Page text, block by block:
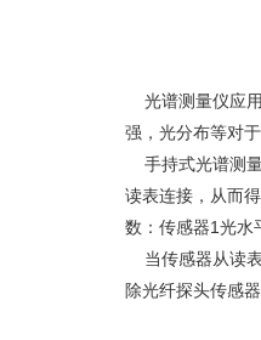
光谱测量仪应用
强，光分布等对
手持式光谱测量
读表连接，从而
数：传感器1光水
当传感器从读
除光纤探头传感